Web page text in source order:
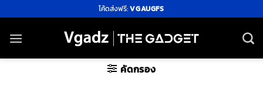
ไป
ยัง
โค้ดส่งฟรี:VGAUGFS
คัดกรอง